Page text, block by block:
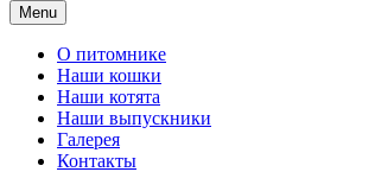
Menu
О питомнике
Наши кошки
Наши котята
Наши выпускники
Галерея
Контакты